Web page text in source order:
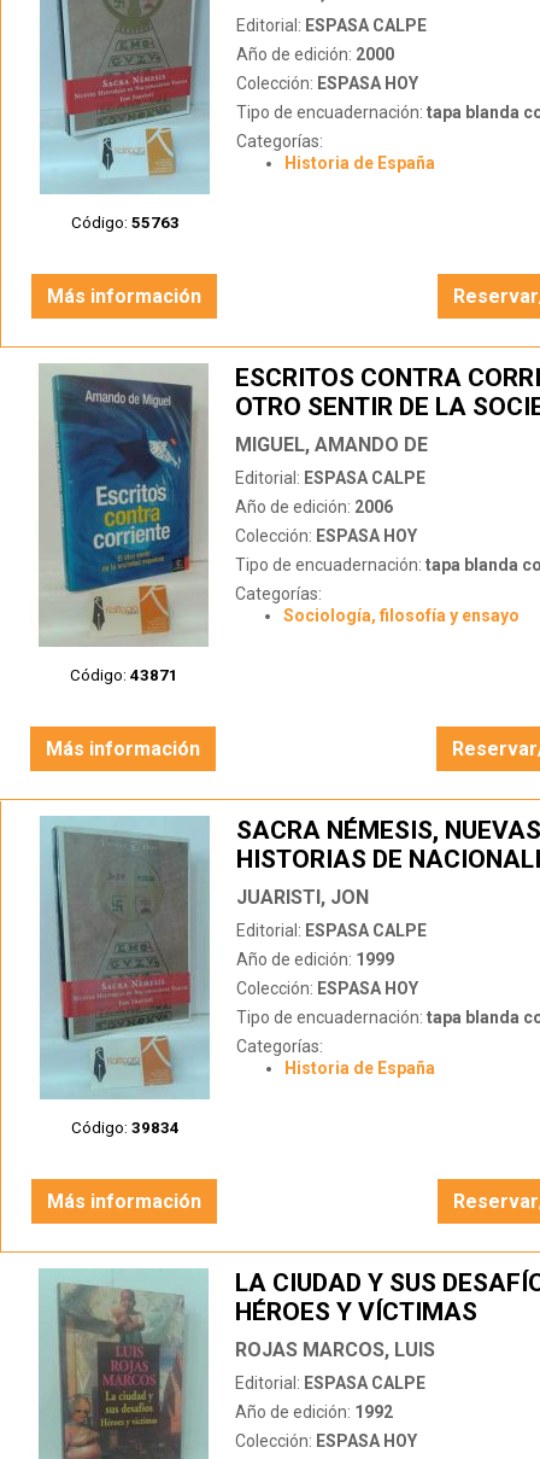
Código: 55763
Editorial: ESPASA CALPE
Año de edición: 2000
Colección: ESPASA HOY
Tipo de encuadernación: tapa blanda
Categorías:
Historia de España
Más información
Código: 43871
ESCRITOS CONTRA
OTRO SENTIR DE LA
ESPAÑOLA
MIGUEL, AMANDO DE
Editorial: ESPASA CALPE
Año de edición: 2006
Colección: ESPASA HOY
Tipo de encuadernación: tapa blanda
Categorías:
Sociología, filosofía y ensayo
Más información
Código: 39834
SACRA NÉMESIS, NUEVAS
HISTORIAS DE
VASCOS
JUARISTI, JON
Editorial: ESPASA CALPE
Año de edición: 1999
Colección: ESPASA HOY
Tipo de encuadernación: tapa blanda
Categorías:
Historia de España
Más información
LA CIUDAD Y SUS
HÉROES Y VÍCTIMAS
ROJAS MARCOS, LUIS
Editorial: ESPASA CALPE
Año de edición: 1992
Colección: ESPASA HOY